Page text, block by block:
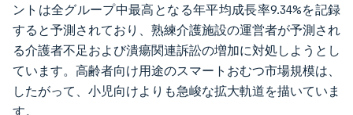
ントは全グループ中最高となる年平均成長率9.34%を記録
すると予測されており、熟練介護施設の運営者が予測され
る介護者不足および潰瘍関連訴訟の増加に対処しようとし
ています。高齢者向け用途のスマートおむつ市場規模は、
したがって、小児向けよりも急峻な拡大軌道を描いていま
す。